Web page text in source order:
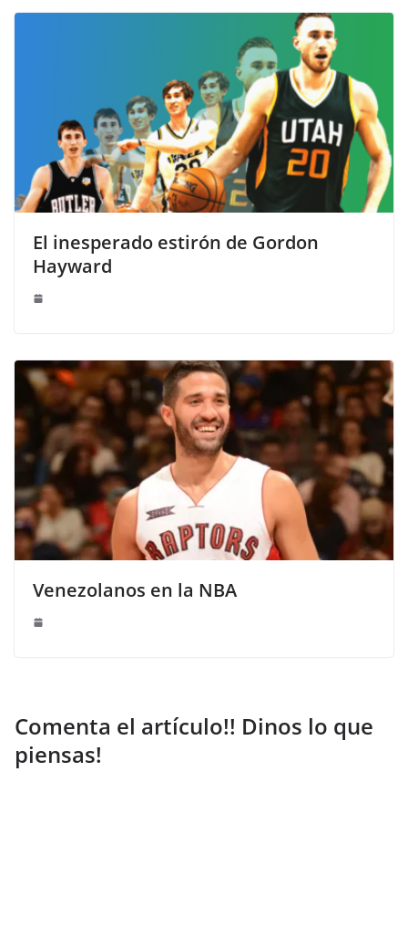
El inesperado estirón de Gordon
Hayward
Venezolanos en la NBA
Comenta el artículo!! Dinos lo que
piensas!